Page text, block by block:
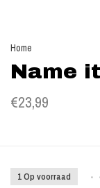
Home
Name
€23,99
1 Op voorraad •